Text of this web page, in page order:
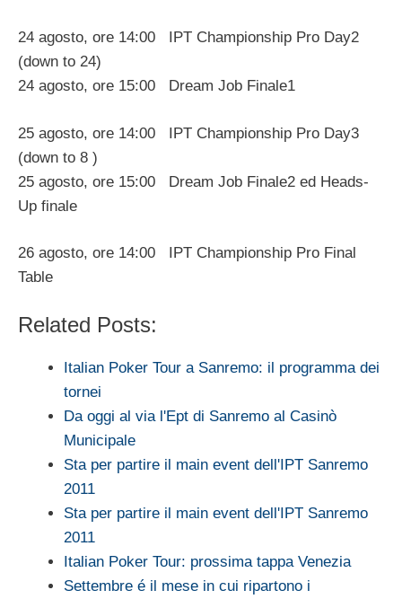
24 agosto, ore 14:00 IPT Championship Pro Day2
(down to 24)
24 agosto, ore 15:00 Dream Job Finale1
25 agosto, ore 14:00 IPT Championship Pro Day3
(down to 8 )
25 agosto, ore 15:00 Dream Job Finale2 ed Heads-
Up finale
26 agosto, ore 14:00 IPT Championship Pro Final
Table
Related Posts:
Italian Poker Tour a Sanremo: il programma dei
tornei
Da oggi al via l'Ept di Sanremo al Casinò
Municipale
Sta per partire il main event dell'IPT Sanremo
2011
Sta per partire il main event dell'IPT Sanremo
2011
Italian Poker Tour: prossima tappa Venezia
Settembre é il mese in cui ripartono i